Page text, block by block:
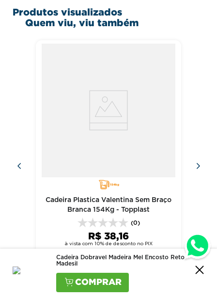
Cadeira Dobravel Madeira Mel Encosto Reto -
Madesil
Produtos visualizados
Quem viu, viu também
154kg
Cadeira Plastica Valentina Sem Braço
Branca 154Kg - Topplast
(0)
R$ 38,16
à vista com 10% de desconto no PIX
Ou R$ 42 40em1 x deR$ 42,40sem juros
comprar